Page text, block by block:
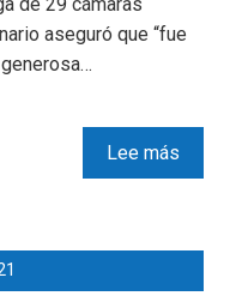
aseguró que “fue
Lee más